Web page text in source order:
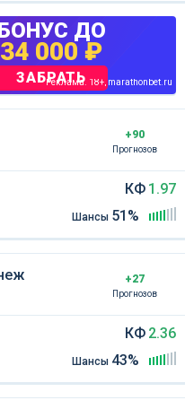
ДО
34 000 ₽
ЗАБРАТЬ
Реклама. 18+, marathonbet.ru
+90
Прогнозов
КФ 1.97
Шансы 51%
+27
Прогнозов
КФ 2.36
Шансы 43%